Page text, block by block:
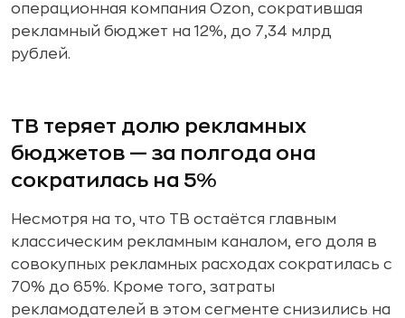
операционная компания Ozon, сократившая
рекламный бюджет на 12%, до 7,34 млрд
рублей.
ТВ теряет долю рекламных
бюджетов — за полгода она
сократилась на 5%
Несмотря на то, что ТВ остаётся главным
классическим рекламным каналом, его доля в
совокупных рекламных расходах сократилась с
70% до 65%. Кроме того, затраты
рекламодателей в этом сегменте снизились на